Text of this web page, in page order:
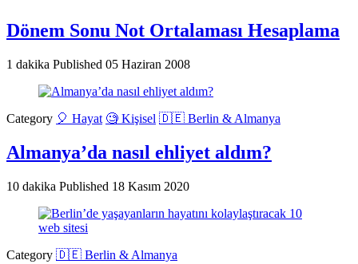
Dönem Sonu Not Ortalaması Hesaplama
1 dakika Published 05 Haziran 2008
Category 🎈 Hayat 🧐 Kişisel 🇩🇪 Berlin & Almanya
Almanya’da nasıl ehliyet aldım?
10 dakika Published 18 Kasım 2020
Category 🇩🇪 Berlin & Almanya